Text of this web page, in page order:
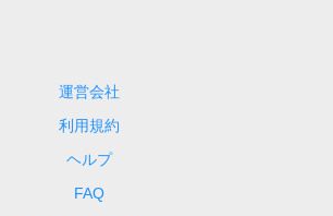
運営会社
利用規約
ヘルプ
FAQ